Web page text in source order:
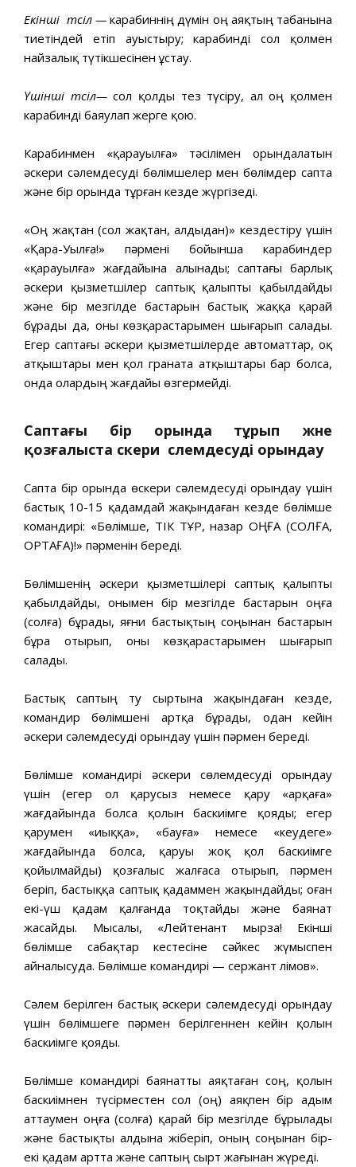
Екінші тәсіл —карабиннің дүмін оң аяқтың табанына
тиетіндей етіп ауыстыру; карабинді сол қолмен
найзалық түтікшесінен ұстау.
Үшінші тәсіл—сол қолды тез түсіру, ал оң қолмен
карабинді баяулап жерге қою.
Карабинмен «қарауылға» тәсілімен орындалатын
әскери сәлемдесуді бөлімшелер мен бөлімдер сапта
және бір орында тұрған кезде жүргізеді.
«Оң жақтан (сол жақтан, алдыдан)» кездестіру үшін
«Қара-Уылға!» пәрмені бойынша карабиндер
«қарауылға» жағдайына алынады; саптағы барлық
әскери қызметшілер саптық қалыпты қабылдайды
және бір мезгілде бастарын бастық жаққа қарай
бұрады да, оны көзқарастарымен шығарып салады.
Егер саптағы әскери қызметшілерде автоматтар, оқ
атқыштары мен қол граната атқыштары бар болса,
онда олардың жағдайы өзгермейді.
Саптағы бір орында тұрып және
қозғалыста әскери сәлемдесуді орындау
Сапта бір орында өскери сәлемдесуді орындау үшін
бастық 10-15 қадамдай жақындаған кезде бөлімше
командирі: «Бөлімше, ТІК ТҰР, назар ОҢҒА (СОЛҒА,
ОРТАҒА)!» пәрменін береді.
Бөлімшенің әскери қызметшілері саптық қалыпты
қабылдайды, онымен бір мезгілде бастарын оңға
(солға) бұрады, яғни бастықтың соңынан бастарын
бұра отырып, оны көзқарастарымен шығарып
салады.
Бастық саптың ту сыртына жақындаған кезде,
коман­дир бөлімшені артқа бұрады, одан кейін
әскери сәлемдесуді орындау үшін пәрмен береді.
Бөлімше командирі әскери сөлемдесуді орындау
үшін (егер ол қарусыз немесе қару «арқаға»
жағдайында болса қолын баскиімге қояды; егер
қарумен «иыққа», «бауға» не­месе «кеудеге»
жағдайында болса, қаруы жоқ қол баскиімге
қойылмайды) қозғалыс жалғаса отырып, пәрмен
беріп, бастыққа саптық қадаммен жақындайды; оған
екі-үш қадам қалғанда тоқтайды және баянат
жасайды. Мысалы, «Лейтенант мырза! Екінші
бөлімше сабақтар кестесіне сәйкес жүмыспен
айналысуда. Бөлімше командирі — сер­жант Әлімов».
Сәлем берілген бастық әскери сәлемдесуді орындау
үшін бөлімшеге пәрмен берілгеннен кейін қолын
баскиімге қояды.
Бөлімше командирі баянатты аяқтаған соң, қолын
баскиімнен түсірместен сол (оң) аяқпен бір адым
аттаумен оңға (солға) қарай бір мезгілде бұрылады
және бастықты алдына жіберіп, оның соңынан бір-
екі қадам артта және саптың сырт жағынан жүреді.